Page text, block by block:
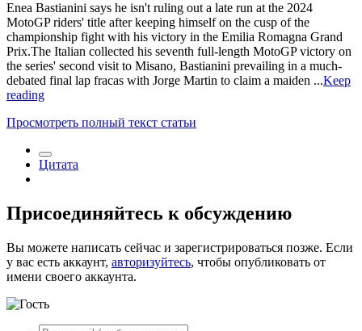
Enea Bastianini says he isn't ruling out a late run at the 2024
MotoGP riders' title after keeping himself on the cusp of the
championship fight with his victory in the Emilia Romagna Grand
Prix.The Italian collected his seventh full-length MotoGP victory on
the series' second visit to Misano, Bastianini prevailing in a much-
debated final lap fracas with Jorge Martin to claim a maiden ...Keep
reading
Просмотреть полный текст статьи
Цитата
Присоединяйтесь к обсуждению
Вы можете написать сейчас и зарегистрироваться позже. Если
у вас есть аккаунт, авторизуйтесь, чтобы опубликовать от
имени своего аккаунта.